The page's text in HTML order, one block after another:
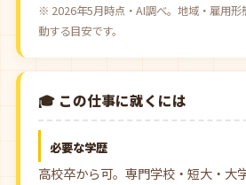
※ 2026年5月時点・AI調べ。地域・雇用形
動する目安です。
🎓 この仕事に就くには
必要な学歴
高校卒から可。専門学校・短大・大